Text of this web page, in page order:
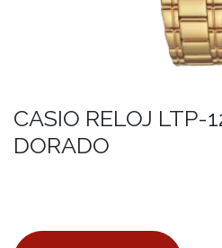
CASIO RELOJ LTP-
DORADO